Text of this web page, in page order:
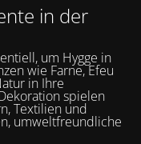
in der
um Hygge in
wie Farne, Efeu
in Ihre
spielen
Textilien und
umweltfreundliche